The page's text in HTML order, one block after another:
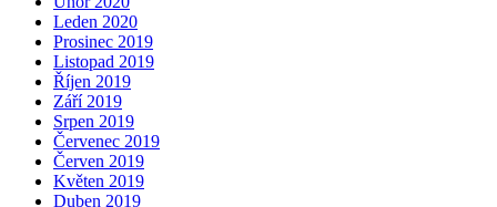
Leden 2020
Prosinec 2019
Listopad 2019
Říjen 2019
Září 2019
Srpen 2019
Červenec 2019
Červen 2019
Květen 2019
Duben 2019